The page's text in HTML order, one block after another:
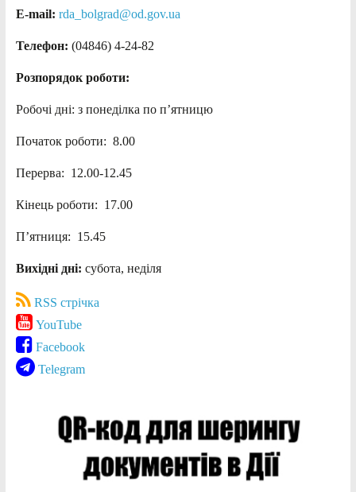
E-mail: rda_bolgrad@od.gov.ua
Телефон: (04846) 4-24-82
Розпорядок роботи:
Робочі дні: з понеділка по п’ятницю
Початок роботи: 8.00
Перерва: 12.00-12.45
Кінець роботи: 17.00
П’ятниця: 15.45
Вихідні дні: субота, неділя
RSS стрічка
YouTube
Facebook
Telegram